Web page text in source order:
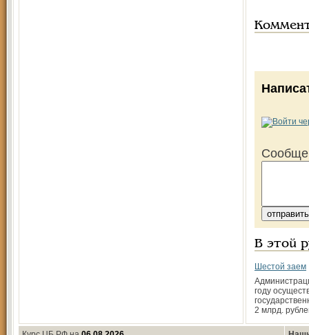
В этой
Шестой заем
году
2 млрд.